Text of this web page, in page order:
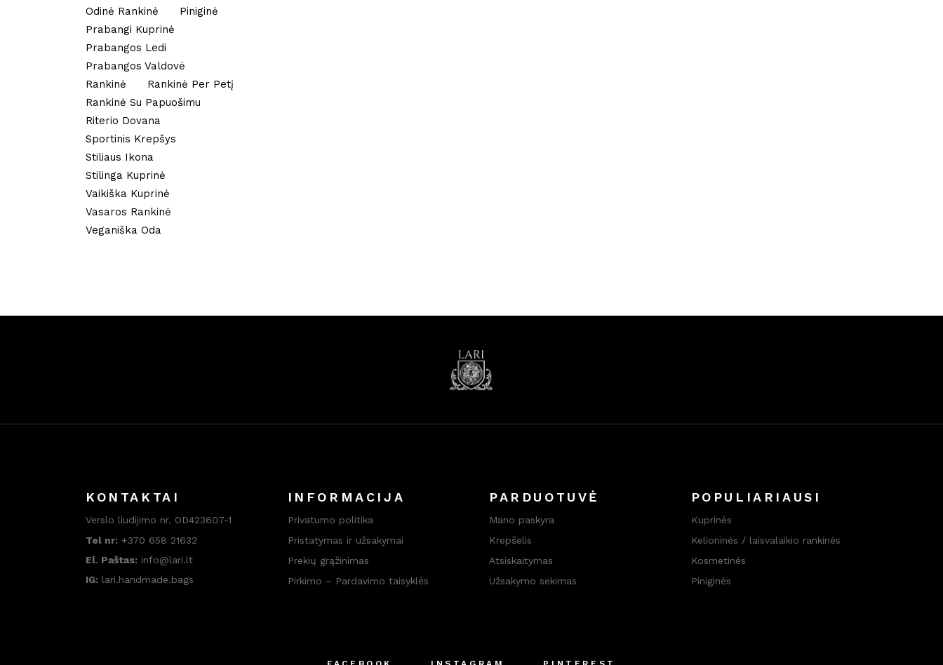
Odinė Rankinė
Piniginė
Prabangi Kuprinė
Prabangos Ledi
Prabangos Valdovė
Rankinė
Rankinė Per Petį
Rankinė Su Papuošimu
Riterio Dovana
Sportinis Krepšys
Stiliaus Ikona
Stilinga Kuprinė
Vaikiška Kuprinė
Vasaros Rankinė
Veganiška Oda
KONTAKTAI
Verslo liudijimo nr. OD423607-1
Tel nr: +370 658 21632
El. Paštas: info@lari.lt
IG: lari.handmade.bags
INFORMACIJA
Privatumo politika
Pristatymas ir užsakymai
Prekių grąžinimas
Pirkimo – Pardavimo taisyklės
PARDUOTUVĖ
Mano paskyra
Krepšelis
Atsiskaitymas
Užsakymo sekimas
POPULIARIAUSI
Kuprinės
Kelioninės / laisvalaikio rankinės
Kosmetinės
Piniginės